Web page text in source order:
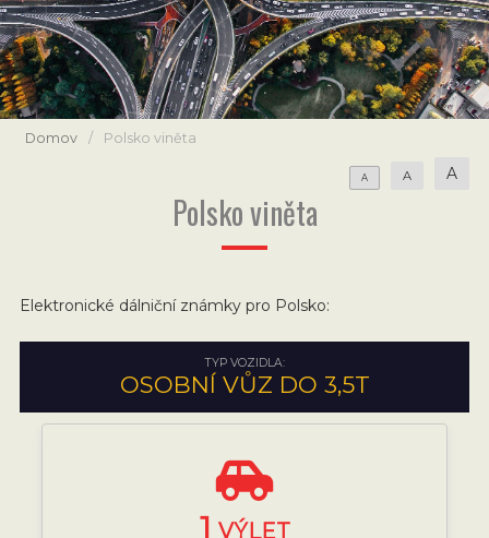
Domov / Polsko viněta
A A A
Polsko viněta
Elektronické dálniční známky pro Polsko:
TYP VOZIDLA:
OSOBNÍ VŮZ DO 3,5T
1 VÝLET